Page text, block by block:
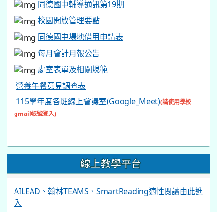
同德國中輔導通訊第19期
校園開放管理要點
同德國中場地借用申請表
每月會計月報公告
處室表單及相關規範
營養午餐意見調查表
115學年度各班線上會議室(Google_Meet)(請使用學校
gmail帳號登入)
線上教學平台
AILEAD、翰林TEAMS、SmartReading適性閱讀由此進
入